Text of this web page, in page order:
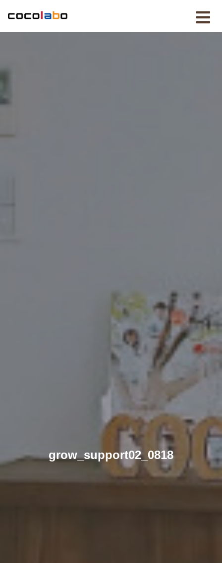
grow_support02_0818